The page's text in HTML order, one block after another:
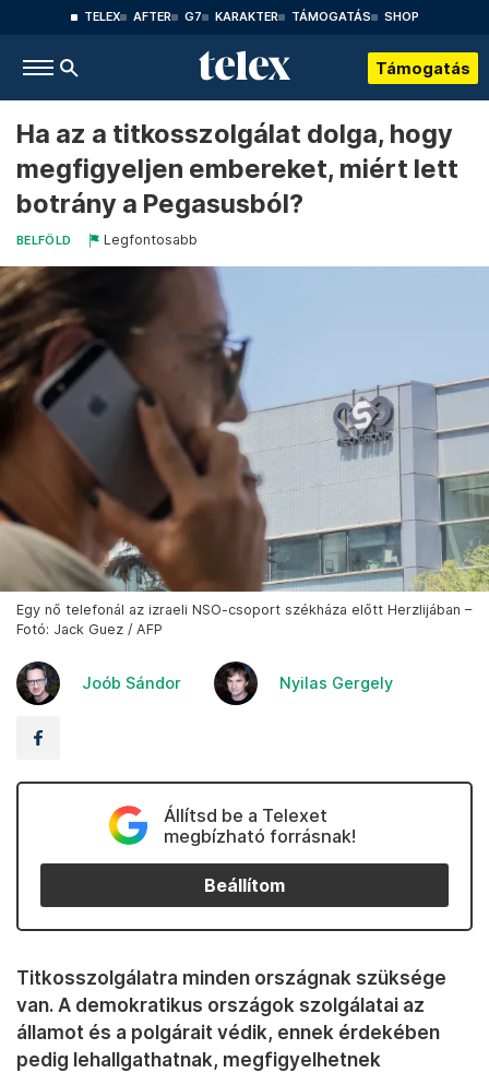
TELEX AFTER G7 KARAKTER TÁMOGATÁS SHOP
Támogatás
Ha az a titkosszolgálat dolga, hogy
megfigyeljen embereket, miért lett
botrány a Pegasusból?
BELFÖLD Legfontosabb
Egy nő telefonál az izraeli NSO-csoport székháza előtt Herzlijában –
Fotó: Jack Guez / AFP
Joób Sándor Nyilas Gergely
Állítsd be a Telexet
megbízható forrásnak!
Beállítom
Titkosszolgálatra minden országnak szüksége
van. A demokratikus országok szolgálatai az
államot és a polgárait védik, ennek érdekében
pedig lehallgathatnak, megfigyelhetnek